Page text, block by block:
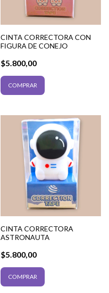
CINTA CORRECTORA CON
FIGURA DE CONEJO
$5.800,00
CINTA CORRECTORA
ASTRONAUTA
$5.800,00